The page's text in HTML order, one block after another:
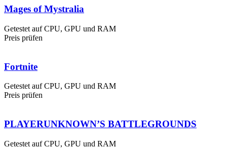
Mages of Mystralia
Getestet auf CPU, GPU und RAM
Preis prüfen
Fortnite
Getestet auf CPU, GPU und RAM
Preis prüfen
PLAYERUNKNOWN’S BATTLEGROUNDS
Getestet auf CPU, GPU und RAM